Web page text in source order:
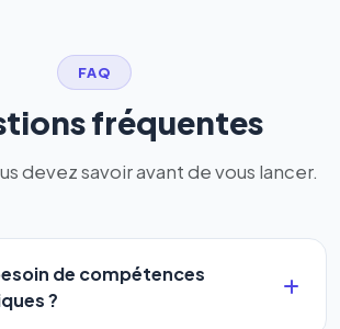
FAQ
fréquentes
devez savoir avant de vous lancer.
de compétences
?